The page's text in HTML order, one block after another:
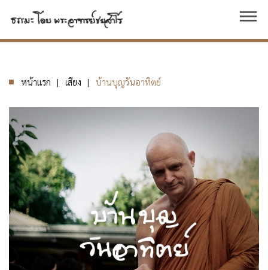
dehaze
หน้าแรก เสียง บ้านบุญวันอาทิตย์